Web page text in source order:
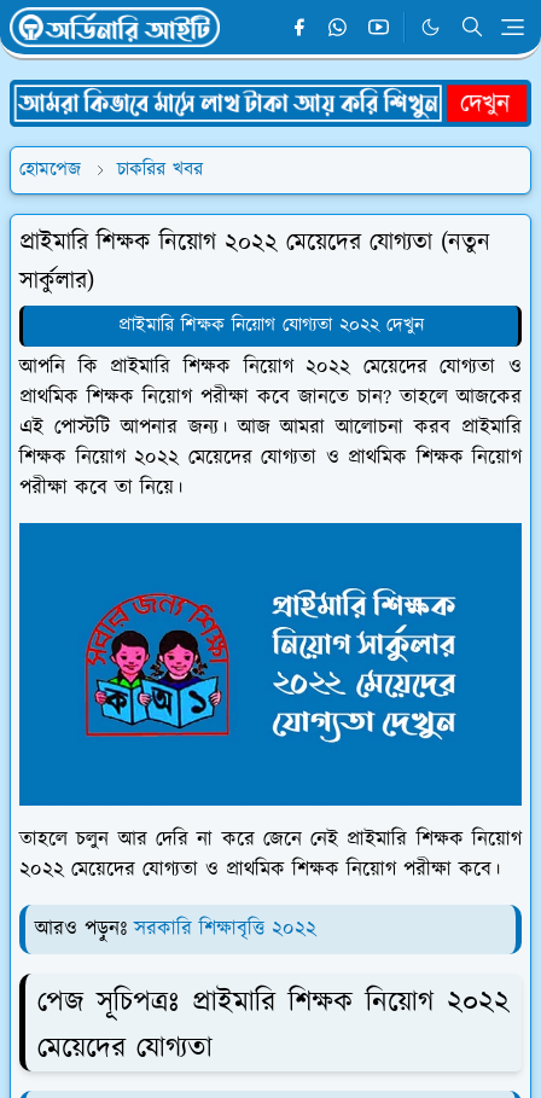
হোমপেজ চাকরির খবর
প্রাইমারি শিক্ষক নিয়োগ ২০২২ মেয়েদের যোগ্যতা (নতুন
সার্কুলার)
প্রাইমারি শিক্ষক নিয়োগ যোগ্যতা ২০২২ দেখুন
আপনি কি প্রাইমারি শিক্ষক নিয়োগ ২০২২ মেয়েদের যোগ্যতা ও
প্রাথমিক শিক্ষক নিয়োগ পরীক্ষা কবে জানতে চান? তাহলে আজকের
এই পোস্টটি আপনার জন্য। আজ আমরা আলোচনা করব প্রাইমারি
শিক্ষক নিয়োগ ২০২২ মেয়েদের যোগ্যতা ও প্রাথমিক শিক্ষক নিয়োগ
পরীক্ষা কবে তা নিয়ে।
তাহলে চলুন আর দেরি না করে জেনে নেই প্রাইমারি শিক্ষক নিয়োগ
২০২২ মেয়েদের যোগ্যতা ও প্রাথমিক শিক্ষক নিয়োগ পরীক্ষা কবে।
আরও পড়ুনঃসরকারি শিক্ষাবৃত্তি ২০২২
পেজ সূচিপত্রঃ প্রাইমারি শিক্ষক নিয়োগ ২০২২
মেয়েদের যোগ্যতা